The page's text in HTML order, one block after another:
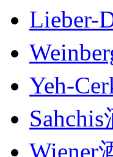
Lieber-
Yeh-
Wiener